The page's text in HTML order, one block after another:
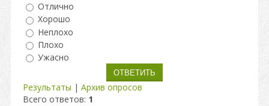
Отлично
Хорошо
Неплохо
Плохо
Ужасно
Результаты | Архив опросов
Всего ответов: 1